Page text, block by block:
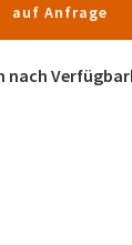
auf Anfrage
nach